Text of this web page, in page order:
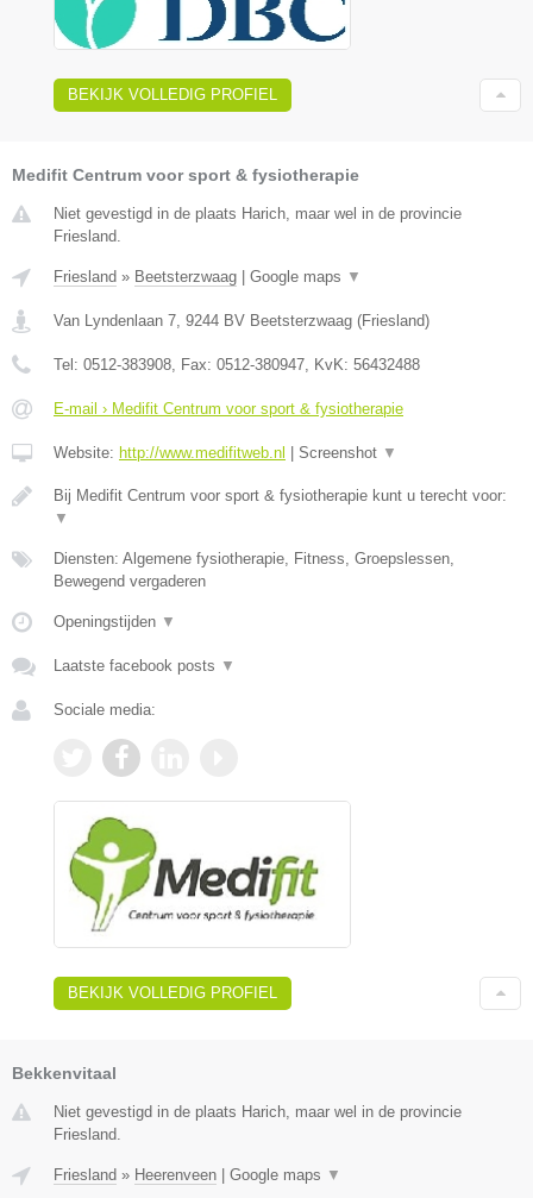
BEKIJK VOLLEDIG PROFIEL
Medifit Centrum voor sport & fysiotherapie
Niet gevestigd in de plaats Harich, maar wel in de provincie
Friesland.
Friesland » Beetsterzwaag Google maps ▼
Van Lyndenlaan 7 9244 BV Beetsterzwaag (Friesland)
Tel: 0512-383908 , Fax: 0512-380947 , KvK: 56432488
E-mail › Medifit Centrum voor sport & fysiotherapie
Website: http://www.medifitweb.nl Screenshot ▼
Bij Medifit Centrum voor sport & fysiotherapie kunt u terecht voor:
▼
Diensten: Algemene fysiotherapie, Fitness, Groepslessen,
Bewegend vergaderen
Openingstijden ▼
Laatste facebook posts ▼
Sociale media:
BEKIJK VOLLEDIG PROFIEL
Bekkenvitaal
Niet gevestigd in de plaats Harich, maar wel in de provincie
Friesland.
Friesland » Heerenveen Google maps ▼